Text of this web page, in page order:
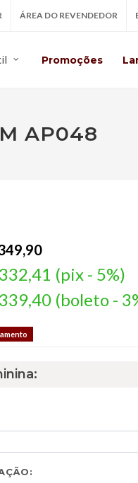
ÁREA DO REVENDEDOR
Promoções
AP048
(pix - 5%)
(boleto -